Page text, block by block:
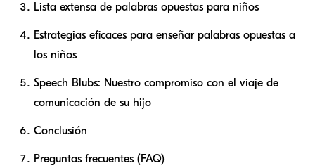
Lista extensa de palabras opuestas para niños
Estrategias eficaces para enseñar palabras opuestas a
los niños
Speech Blubs: Nuestro compromiso con el viaje de
comunicación de su hijo
Conclusión
Preguntas frecuentes (FAQ)